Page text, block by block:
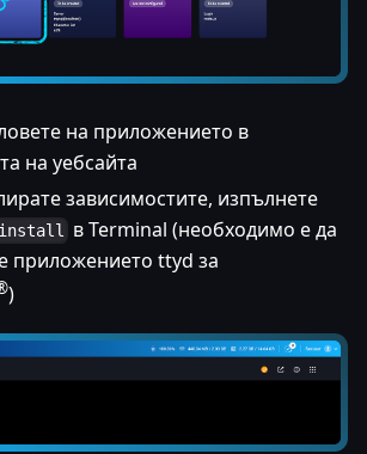
на приложението в
на уебсайта
зависимостите, изпълнете
install
в Terminal (необходимо е да
приложението ttyd за
)